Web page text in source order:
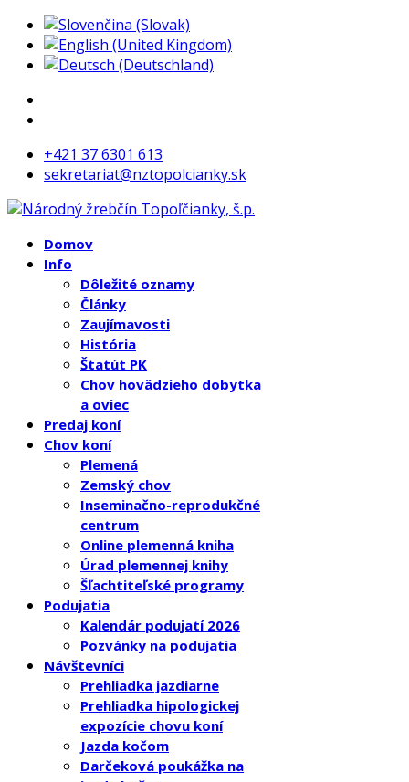
+421 37 6301 613
sekretariat@nztopolcianky.sk
Domov
Info
Dôležité oznamy
Články
Zaujímavosti
História
Štatút PK
Chov hovädzieho dobytka
a oviec
Predaj koní
Chov koní
Plemená
Zemský chov
Inseminačno-reprodukčné
centrum
Online plemenná kniha
Úrad plemennej knihy
Šľachtiteľské programy
Podujatia
Kalendár podujatí 2026
Pozvánky na podujatia
Návštevníci
Prehliadka jazdiarne
Prehliadka hipologickej
expozície chovu koní
Jazda kočom
Darčeková poukážka na